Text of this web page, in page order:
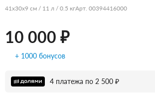
41x30x9 см / 11 л / 0.5 кгАрт. 00394416000
10 000 ₽
+ 1000 бонусов
4 платежа по 2 500 ₽